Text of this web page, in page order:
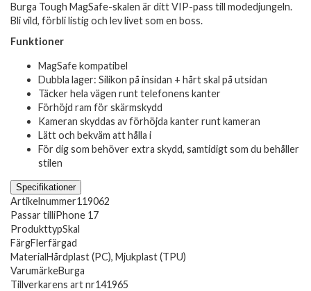
Burga Tough MagSafe-skalen är ditt VIP-pass till modedjungeln.
Bli vild, förbli listig och lev livet som en boss.
Funktioner
MagSafe kompatibel
Dubbla lager: Silikon på insidan + hårt skal på utsidan
Täcker hela vägen runt telefonens kanter
Förhöjd ram för skärmskydd
Kameran skyddas av förhöjda kanter runt kameran
Lätt och bekväm att hålla i
För dig som behöver extra skydd, samtidigt som du behåller
stilen
Specifikationer
Artikelnummer119062
Passar tilliPhone 17
ProdukttypSkal
FärgFlerfärgad
MaterialHårdplast (PC), Mjukplast (TPU)
VarumärkeBurga
Tillverkarens art nr141965